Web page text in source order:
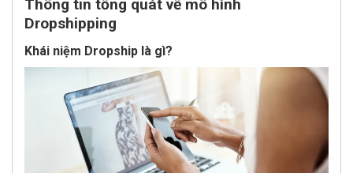
Thông tin tổng quát về mô hình
Dropshipping
Khái niệm Dropship là gì?